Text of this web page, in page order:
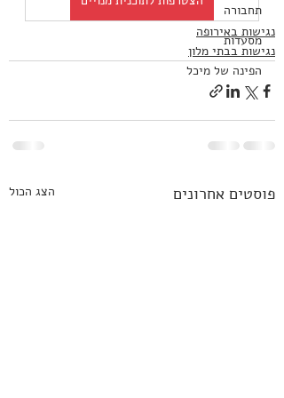
תחבורה
מסעדות
הפינה של מיכל
נגישות באירופה
נגישות בבתי מלון
פוסטים אחרונים הצג הכול